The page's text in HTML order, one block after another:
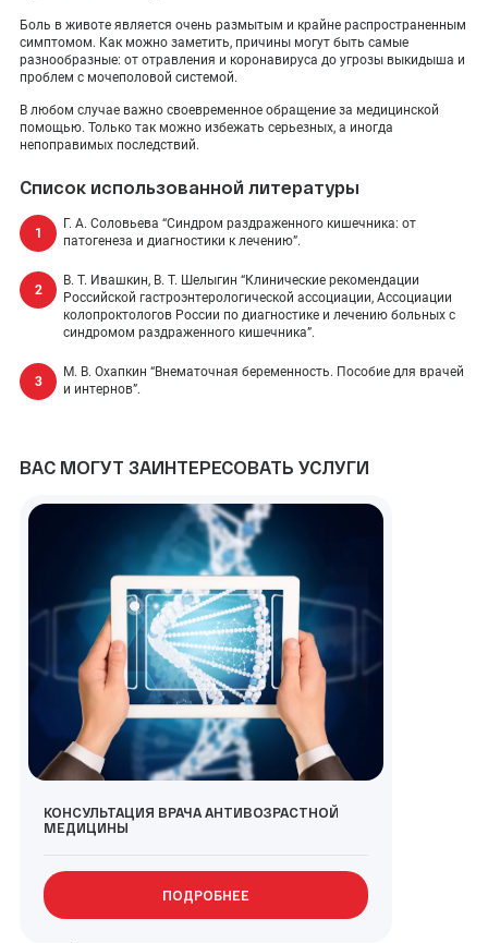
Боль в животе является очень размытым и крайне распространенным
симптомом. Как можно заметить, причины могут быть самые
разнообразные: от отравления и коронавируса до угрозы выкидыша и
проблем с мочеполовой системой.
В любом случае важно своевременное обращение за медицинской
помощью. Только так можно избежать серьезных, а иногда
непоправимых последствий.
Список использованной литературы
Г. А. Соловьева “Синдром раздраженного кишечника: от
патогенеза и диагностики к лечению”.
В. Т. Ивашкин, В. Т. Шелыгин “Клинические рекомендации
Российской гастроэнтерологической ассоциации, Ассоциации
колопроктологов России по диагностике и лечению больных с
синдромом раздраженного кишечника”.
М. В. Охапкин “Внематочная беременность. Пособие для врачей
и интернов”.
ВАС МОГУТ ЗАИНТЕРЕСОВАТЬ УСЛУГИ
КОНСУЛЬТАЦИЯ ВРАЧА АНТИВОЗРАСТНОЙ
МЕДИЦИНЫ
ПОДРОБНЕЕ